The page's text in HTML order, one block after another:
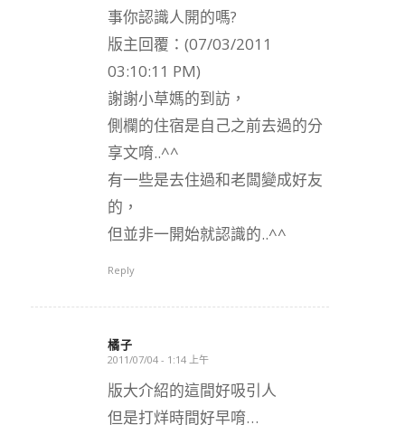
事你認識人開的嗎?
版主回覆：(07/03/2011
03:10:11 PM)
謝謝小草媽的到訪，
側欄的住宿是自己之前去過的分
享文唷..^^
有一些是去住過和老闆變成好友
的，
但並非一開始就認識的..^^
Reply
橘子
says:
2011/07/04 - 1:14 上午
版大介紹的這間好吸引人
但是打烊時間好早唷…